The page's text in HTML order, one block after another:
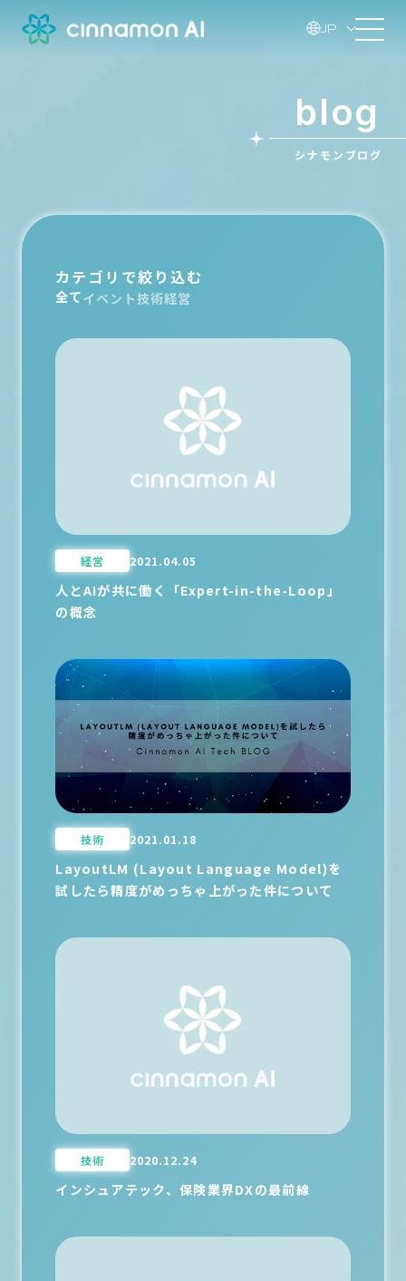
JP
blog
シナモンブログ
カテゴリで絞り込む
全てイベント技術経営
経営 2021.04.05
人とAIが共に働く「Expert-in-the-Loop」
の概念
技術 2021.01.18
LayoutLM (Layout Language Model)を
試したら精度がめっちゃ上がった件について
技術 2020.12.24
インシュアテック、保険業界DXの最前線